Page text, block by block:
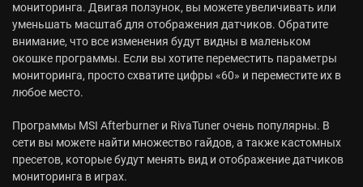
мониторинга. Двигая ползунок, вы можете увеличивать или
уменьшать масштаб для отображения датчиков. Обратите
внимание, что все изменения будут видны в маленьком
окошке программы. Если вы хотите переместить параметры
мониторинга, просто схватите цифры «60» и переместите их в
любое место.
Программы MSI Afterburner и RivaTuner очень популярны. В
сети вы можете найти множество гайдов, а также кастомных
пресетов, которые будут менять вид и отображение датчиков
мониторинга в играх.